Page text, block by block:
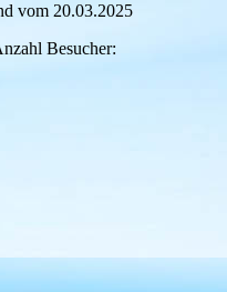
vom 20.03.2025
Besucher: